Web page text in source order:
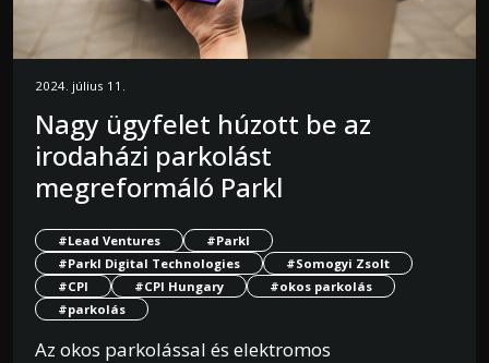
2024. július 11.
Nagy ügyfelet húzott be az
irodaházi parkolást
megreformáló Parkl
#Lead Ventures
#Parkl
#Parkl Digital Technologies
#Somogyi Zsolt
#CPI
#CPI Hungary
#okos parkolás
#parkolás
Az okos parkolással és elektromos